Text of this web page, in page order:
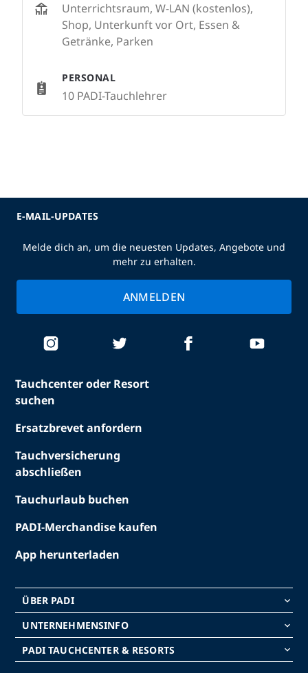
Unterrichtsraum, W-LAN (kostenlos),
Shop, Unterkunft vor Ort, Essen &
Getränke, Parken
PERSONAL
10 PADI-Tauchlehrer
Tauchcenter oder Resort
suchen
Ersatzbrevet anfordern
Tauchversicherung
abschließen
Tauchurlaub buchen
PADI-Merchandise kaufen
App herunterladen
ÜBER PADI keyboard_arrow_down
UNTERNEHMENSINFO keyboard_arrow_down
PADI TAUCHCENTER & RESORTS keyboard_arrow_down
E-MAIL-UPDATES
Melde dich an, um die neuesten Updates, Angebote und
mehr zu erhalten.
ANMELDEN